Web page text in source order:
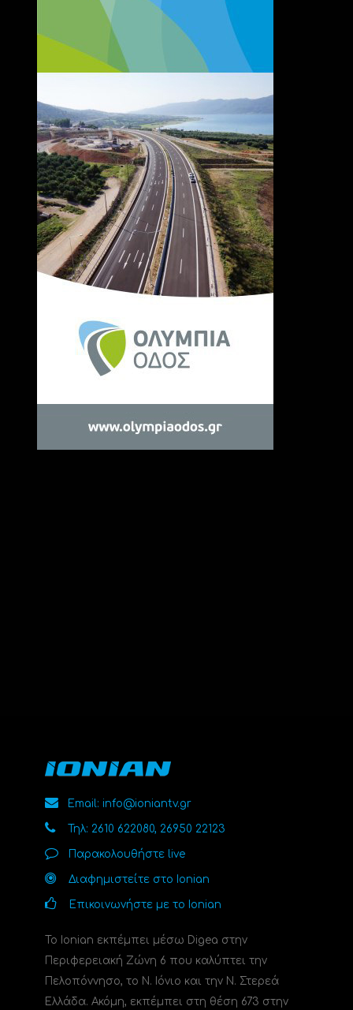
Email: info@ioniantv.gr
Τηλ: 2610 622080, 26950 22123
Παρακολουθήστε live
Διαφημιστείτε στο Ionian
Επικοινωνήστε με το Ionian
Το Ionian εκπέμπει μέσω Digea στην
Περιφερειακή Ζώνη 6 που καλύπτει την
Πελοπόννησο, το N. Ιόνιο και την Ν. Στερεά
Ελλάδα. Ακόμη, εκπέμπει στη θέση 673 στην